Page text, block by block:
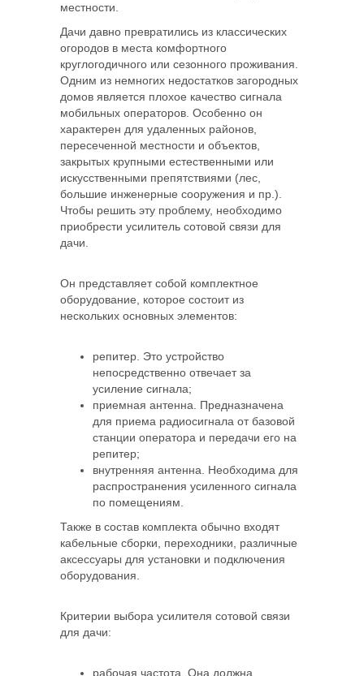
местности.
Дачи давно превратились из классических
огородов в места комфортного
круглогодичного или сезонного проживания.
Одним из немногих недостатков загородных
домов является плохое качество сигнала
мобильных операторов. Особенно он
характерен для удаленных районов,
пересеченной местности и объектов,
закрытых крупными естественными или
искусственными препятствиями (лес,
большие инженерные сооружения и пр.).
Чтобы решить эту проблему, необходимо
приобрести усилитель сотовой связи для
дачи.
Он представляет собой комплектное
оборудование, которое состоит из
нескольких основных элементов:
репитер. Это устройство
непосредственно отвечает за
усиление сигнала;
приемная антенна. Предназначена
для приема радиосигнала от базовой
станции оператора и передачи его на
репитер;
внутренняя антенна. Необходима для
распространения усиленного сигнала
по помещениям.
Также в состав комплекта обычно входят
кабельные сборки, переходники, различные
аксессуары для установки и подключения
оборудования.
Критерии выбора усилителя сотовой связи
для дачи:
рабочая частота. Она должна